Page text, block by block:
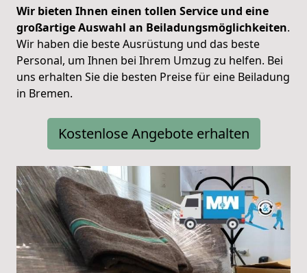
Wir bieten Ihnen einen tollen Service und eine
großartige Auswahl an Beiladungsmöglichkeiten.
Wir haben die beste Ausrüstung und das beste
Personal, um Ihnen bei Ihrem Umzug zu helfen. Bei
uns erhalten Sie die besten Preise für eine Beiladung
in Bremen.
Kostenlose Angebote erhalten